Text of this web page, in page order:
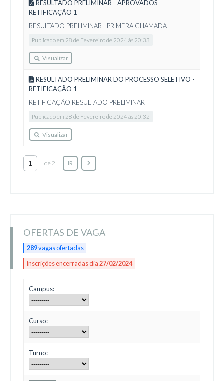
RESULTADO PRELIMINAR - APROVADOS -
RETIFICAÇÃO 1
RESULTADO PRELIMINAR - PRIMERA CHAMADA
Publicado em 28 de Fevereiro de 2024 às 20:33
Visualizar
RESULTADO PRELIMINAR DO PROCESSO SELETIVO -
RETIFICAÇÃO 1
RETIFICAÇÃO RESULTADO PRELIMINAR
Publicado em 28 de Fevereiro de 2024 às 20:32
Visualizar
de 2 IR
OFERTAS DE VAGA
289vagas ofertadas
Inscrições encerradas dia27/02/2024
Campus:
Curso:
Turno: